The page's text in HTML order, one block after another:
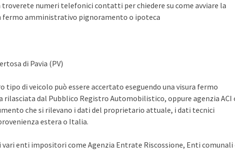
numeri telefonici contatti per chiedere su come avviare la
fermo amministrativo pignoramento o ipoteca
di Pavia (PV)
di veicolo può essere accertato eseguendo una visura fermo
dal Pubblico Registro Automobilistico, oppure agenzia ACI
che si rilevano i dati del proprietario attuale, i dati tecnici
estera o Italia.
vari enti impositori come Agenzia Entrate Riscossione, Enti comunali